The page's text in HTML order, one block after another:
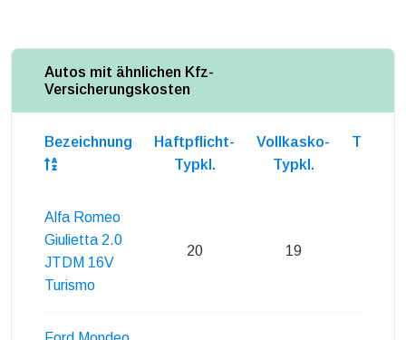
Autos mit ähnlichen Kfz-
Versicherungskosten
Bezeichnung
Haftpflicht-
Typkl.
Vollkasko-
Typkl.
Alfa Romeo
Giulietta 2.0
JTDM 16V
Turismo
20 19